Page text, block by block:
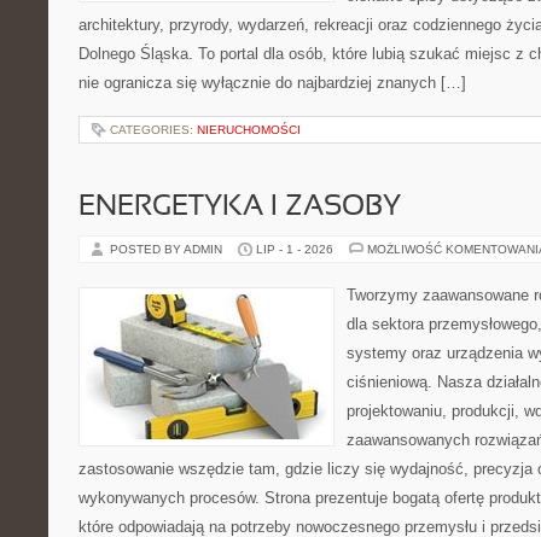
architektury, przyrody, wydarzeń, rekreacji oraz codziennego
Dolnego Śląska. To portal dla osób, które lubią szukać miejsc z
nie ogranicza się wyłącznie do najbardziej znanych […]
CATEGORIES: NIERUCHOMOŚCI
ENERGETYKA I ZASOBY
POSTED BY ADMIN LIP - 1 - 2026 MOŻLIWOŚĆ
Tworzymy zaawansowane
dla sektora
systemy oraz urządzenia
ciśnieniową. Nasza
projektowaniu, produkcji,
zaawansowanych
zastosowanie wszędzie tam, gdzie liczy się wydajność, precyzja
wykonywanych procesów. Strona prezentuje bogatą ofertę
które odpowiadają na potrzeby nowoczesnego przemysłu i